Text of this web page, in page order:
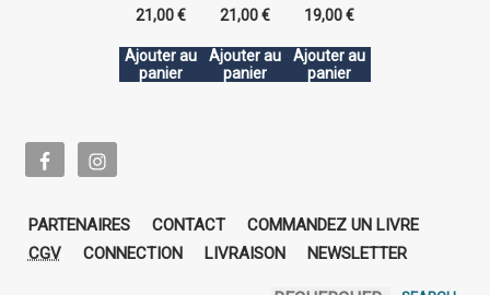
21,00€
Ajouter au
panier
21,00€
Ajouter au
panier
19,00€
Ajouter au
panier
PARTENAIRES CONTACT
COMMANDEZ UN LIVRE
CGV
CONNECTION LIVRAISON NEWSLETTER